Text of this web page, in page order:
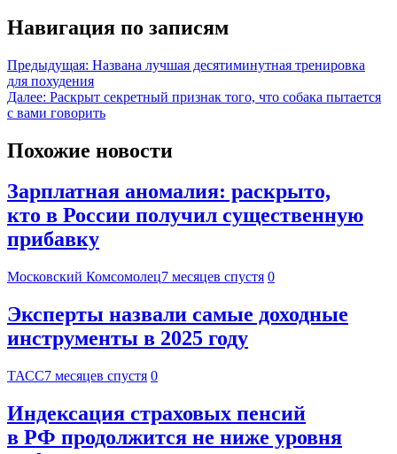
Навигация по записям
Предыдущая: Названа лучшая десятиминутная тренировка
для похудения
Далее: Раскрыт секретный признак того, что собака пытается
с вами говорить
Похожие новости
Зарплатная аномалия: раскрыто,
кто в России получил существенную
прибавку
Московский Комсомолец7 месяцев спустя 0
Эксперты назвали самые доходные
инструменты в 2025 году
ТАСС7 месяцев спустя 0
Индексация страховых пенсий
в РФ продолжится не ниже уровня